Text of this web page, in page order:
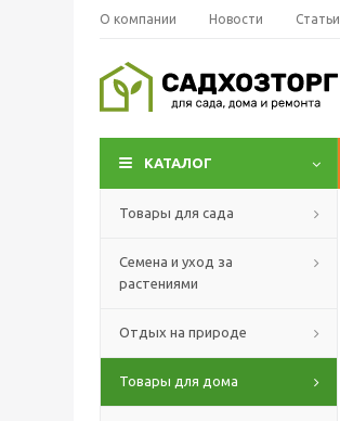
О компании Новости Статьи
КАТАЛОГ
Товары для сада
Семена и уход за
растениями
Отдых на природе
Товары для дома